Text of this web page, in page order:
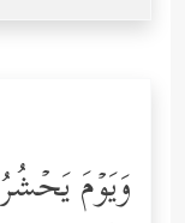
وَیَوۡمَ